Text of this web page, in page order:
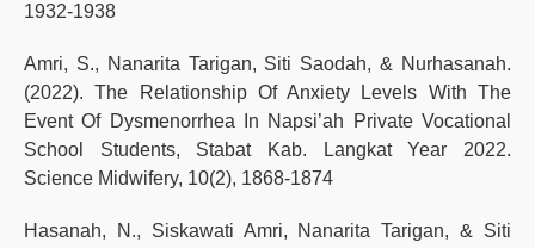
1932-1938
Amri, S., Nanarita Tarigan, Siti Saodah, & Nurhasanah.
(2022). The Relationship Of Anxiety Levels With The
Event Of Dysmenorrhea In Napsi’ah Private Vocational
School Students, Stabat Kab. Langkat Year 2022.
Science Midwifery, 10(2), 1868-1874
Hasanah, N., Siskawati Amri, Nanarita Tarigan, & Siti